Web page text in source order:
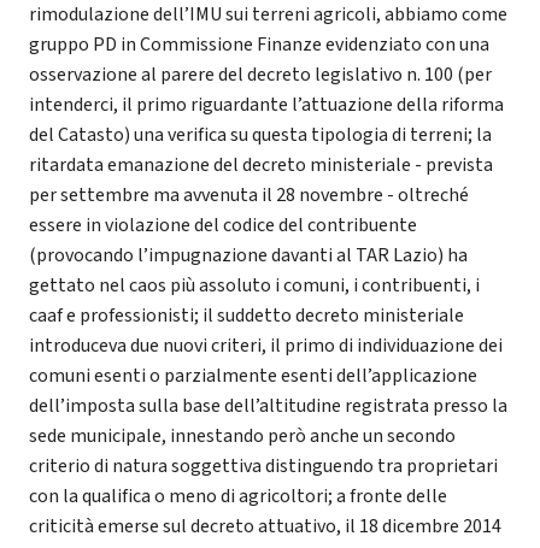
rimodulazione dell’IMU sui terreni agricoli, abbiamo come
gruppo PD in Commissione Finanze evidenziato con una
osservazione al parere del decreto legislativo n. 100 (per
intenderci, il primo riguardante l’attuazione della riforma
del Catasto) una verifica su questa tipologia di terreni; la
ritardata emanazione del decreto ministeriale - prevista
per settembre ma avvenuta il 28 novembre - oltreché
essere in violazione del codice del contribuente
(provocando l’impugnazione davanti al TAR Lazio) ha
gettato nel caos più assoluto i comuni, i contribuenti, i
caaf e professionisti; il suddetto decreto ministeriale
introduceva due nuovi criteri, il primo di individuazione dei
comuni esenti o parzialmente esenti dell’applicazione
dell’imposta sulla base dell’altitudine registrata presso la
sede municipale, innestando però anche un secondo
criterio di natura soggettiva distinguendo tra proprietari
con la qualifica o meno di agricoltori; a fronte delle
criticità emerse sul decreto attuativo, il 18 dicembre 2014